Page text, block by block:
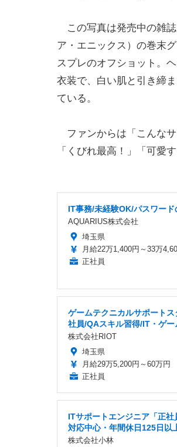
この写真は発売中の雑
ア・エニックス）の巻末
スプレのオフショット。
衣装で、白い肌と引き締
ている。
ファンからは「こんなサ
「くびれ最高！」「可愛
IT事務/未経験OK/パスワー
AQUARIUS株式会社
埼玉県
月給22万1,400円～33万
正社員
ゲームテクニカルサポート
社員/QAスキル習得/IT・ゲ
株式会社RIOT
埼玉県
月給29万5,200円～60万円
正社員
ITサポートエンジニア「正
対応中心・年間休日125日以
株式会社小林